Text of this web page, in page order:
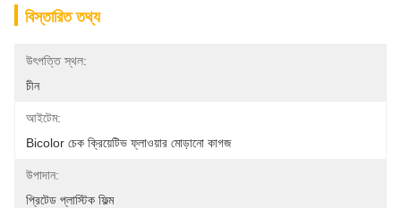
বিস্তারিত তথ্য
উৎপত্তি স্থল:
চীন
আইটেম:
Bicolor চেক ক্রিয়েটিভ ফ্লাওয়ার মোড়ানো কাগজ
উপাদান:
প্রিটেড প্লাস্টিক ফিল্ম